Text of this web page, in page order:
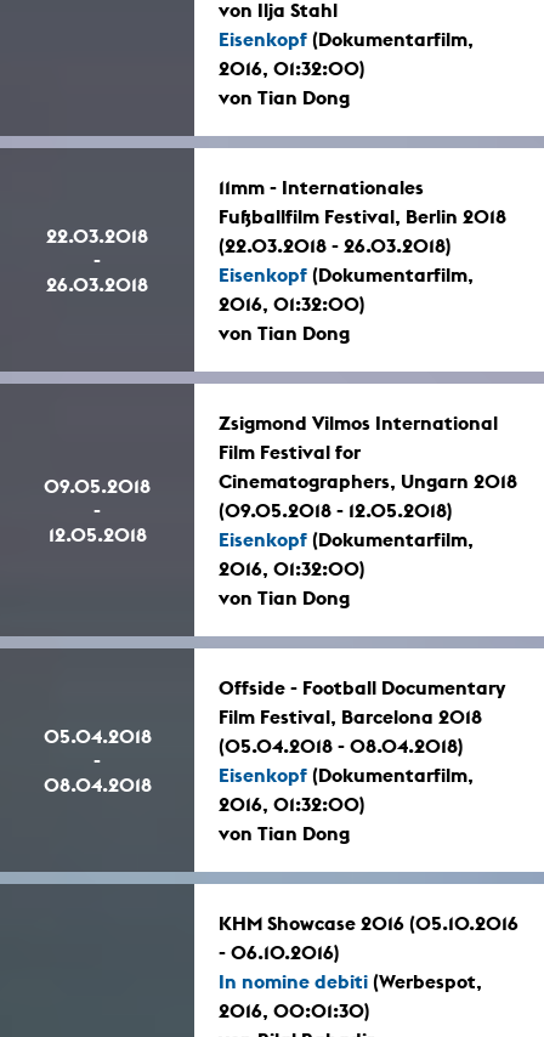
von Ilja Stahl
Eisenkopf (Dokumentarfilm,
2016, 01:32:00)
von Tian Dong
22.03.2018
-
26.03.2018
11mm - Internationales
Fußballfilm Festival, Berlin 2018
(22.03.2018 - 26.03.2018)
Eisenkopf (Dokumentarfilm,
2016, 01:32:00)
von Tian Dong
09.05.2018
-
12.05.2018
Zsigmond Vilmos International
Film Festival for
Cinematographers, Ungarn 2018
(09.05.2018 - 12.05.2018)
Eisenkopf (Dokumentarfilm,
2016, 01:32:00)
von Tian Dong
05.04.2018
-
08.04.2018
Offside - Football Documentary
Film Festival, Barcelona 2018
(05.04.2018 - 08.04.2018)
Eisenkopf (Dokumentarfilm,
2016, 01:32:00)
von Tian Dong
KHM Showcase 2016 (05.10.2016
- 06.10.2016)
In nomine debiti (Werbespot,
2016, 00:01:30)